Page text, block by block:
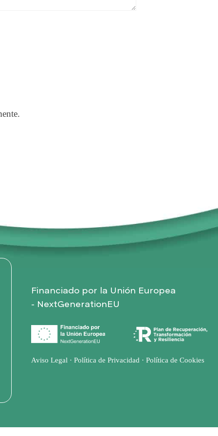
Financiado por la Unión Europea
- NextGenerationEU
Aviso Legal · Política de Privacidad · Política de Cookies